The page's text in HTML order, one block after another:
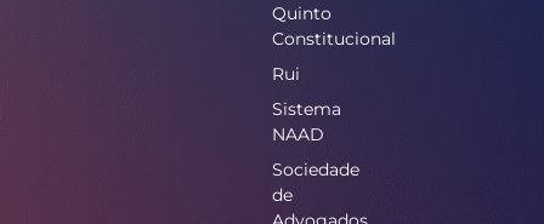
Quinto
Constitucional
Rui
Sistema
NAAD
Sociedade
de